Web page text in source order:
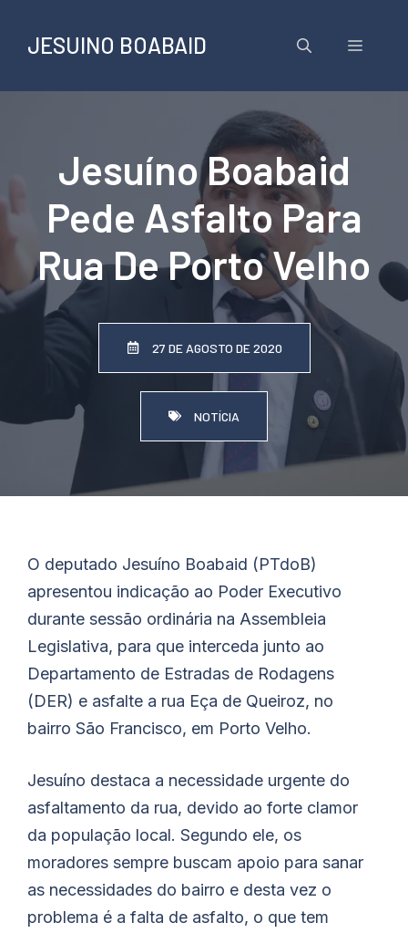
conteúdo
JESUINO BOABAID Menu
Jesuíno Boabaid
Pede Asfalto Para
Rua De Porto Velho
27 DE AGOSTO DE 2020
NOTÍCIA
O deputado Jesuíno Boabaid (PTdoB)
apresentou indicação ao Poder Executivo
durante sessão ordinária na Assembleia
Legislativa, para que interceda junto ao
Departamento de Estradas de Rodagens
(DER) e asfalte a rua Eça de Queiroz, no
bairro São Francisco, em Porto Velho.
Jesuíno destaca a necessidade urgente do
asfaltamento da rua, devido ao forte clamor
da população local. Segundo ele, os
moradores sempre buscam apoio para sanar
as necessidades do bairro e desta vez o
problema é a falta de asfalto, o que tem